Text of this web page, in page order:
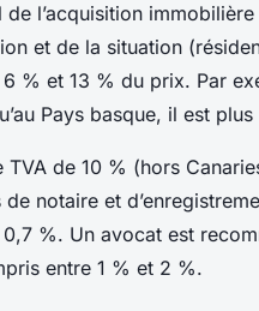
l’acquisition
et de la situation
% et 13 % du prix. Par
Pays basque, il est plus
TVA de 10 % (hors
notaire et
%. Un avocat est
entre 1 % et 2 %.